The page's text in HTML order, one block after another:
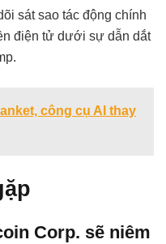
sát sao tác động chính
điện tử dưới sự dẫn dắt
công cụ AI thay
Corp. sẽ niêm